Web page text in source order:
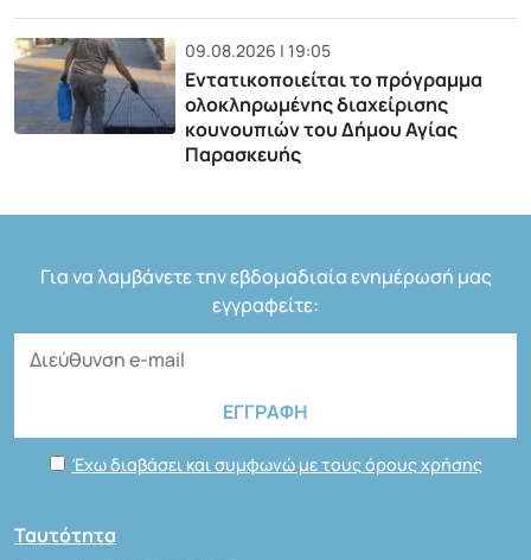
09.08.2026 | 19:05
Εντατικοποιείται το πρόγραμμα
ολοκληρωμένης διαχείρισης
κουνουπιών του Δήμου Αγίας
Παρασκευής
Για να λαμβάνετε την εβδομαδιαία ενημέρωσή μας
εγγραφείτε:
Έχω διαβάσει και συμφωνώ με τους όρους χρήσης
Ταυτότητα